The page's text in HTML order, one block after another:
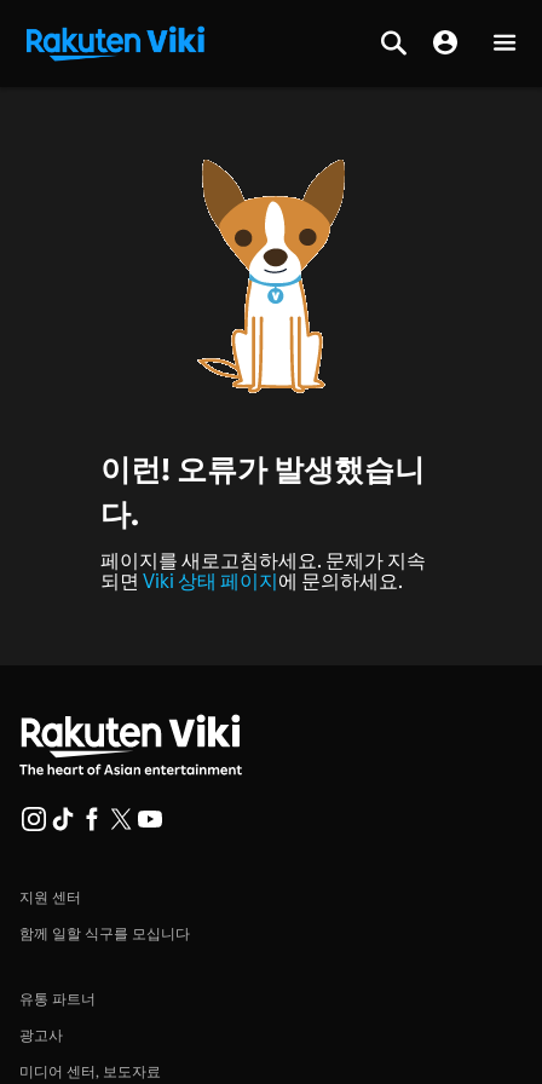
이런! 오류가 발생했습니
다.
페이지를 새로고침하세요. 문제가 지속
되면 Viki 상태 페이지에 문의하세요.
지원 센터
함께 일할 식구를 모십니다
유통 파트너
광고사
미디어 센터, 보도자료